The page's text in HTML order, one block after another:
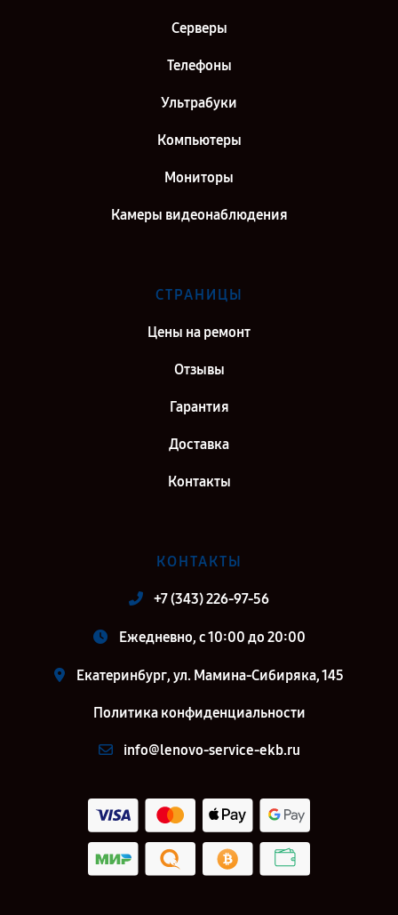
Серверы
Телефоны
Ультрабуки
Компьютеры
Мониторы
Камеры видеонаблюдения
СТРАНИЦЫ
Цены на ремонт
Отзывы
Гарантия
Доставка
Контакты
КОНТАКТЫ
+7 (343) 226-97-56
Ежедневно, с 10:00 до 20:00
Екатеринбург, ул. Мамина-Сибиряка, 145
Политика конфиденциальности
info@lenovo-service-ekb.ru